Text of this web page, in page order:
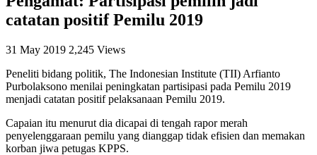
catatan positif Pemilu 2019
31 May 2019 2,245 Views
Peneliti bidang politik, The Indonesian Institute (TII) Arfianto
Purbolaksono menilai peningkatan partisipasi pada Pemilu 2019
menjadi catatan positif pelaksanaan Pemilu 2019.
Capaian itu menurut dia dicapai di tengah rapor merah
penyelenggaraan pemilu yang dianggap tidak efisien dan memakan
korban jiwa petugas KPPS.